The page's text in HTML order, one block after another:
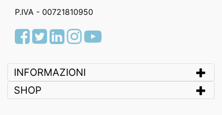
P.IVA - 00721810950
Facebook
TwitterLinkedInInstagram
Youtube
INFORMAZIONI
SHOP